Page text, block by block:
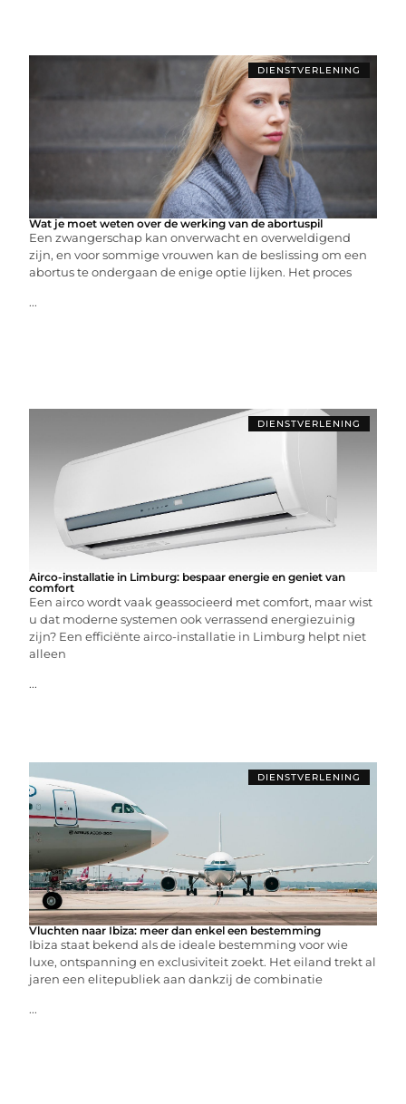
DIENSTVERLENING
Wat je moet weten over de werking van de abortuspil
Een zwangerschap kan onverwacht en overweldigend
zijn, en voor sommige vrouwen kan de beslissing om een
abortus te ondergaan de enige optie lijken. Het proces
...
DIENSTVERLENING
Airco-installatie in Limburg: bespaar energie en geniet van
comfort
Een airco wordt vaak geassocieerd met comfort, maar wist
u dat moderne systemen ook verrassend energiezuinig
zijn? Een efficiënte airco-installatie in Limburg helpt niet
alleen
...
DIENSTVERLENING
Vluchten naar Ibiza: meer dan enkel een bestemming
Ibiza staat bekend als de ideale bestemming voor wie
luxe, ontspanning en exclusiviteit zoekt. Het eiland trekt al
jaren een elitepubliek aan dankzij de combinatie
...